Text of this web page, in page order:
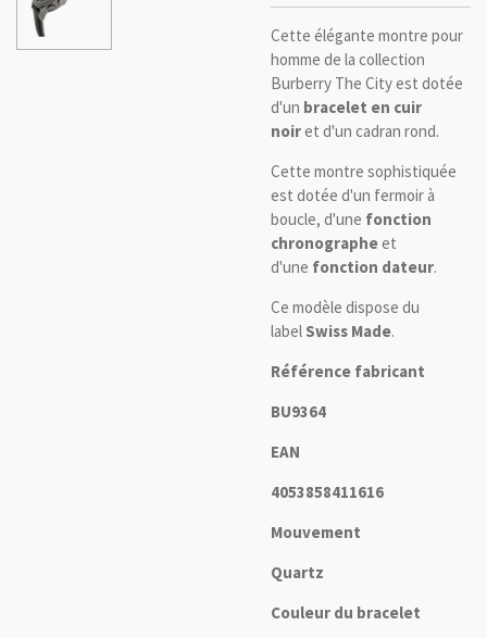
Cette élégante montre pour
homme de la collection
Burberry The City est dotée
d'un bracelet en cuir
noiret d'un cadran rond.
Cette montre sophistiquée
est dotée d'un fermoir à
boucle, d'une fonction
chronographeet
d'une fonction dateur.
Ce modèle dispose du
label Swiss Made.
Référence fabricant
BU9364
EAN
4053858411616
Mouvement
Quartz
Couleur du bracelet